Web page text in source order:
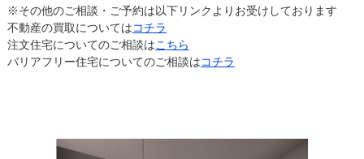
※その他のご相談・ご予約は以下リンクよりお受けしております
不動産の買取についてはコチラ
注文住宅についてのご相談はこちら
バリアフリー住宅についてのご相談はコチラ